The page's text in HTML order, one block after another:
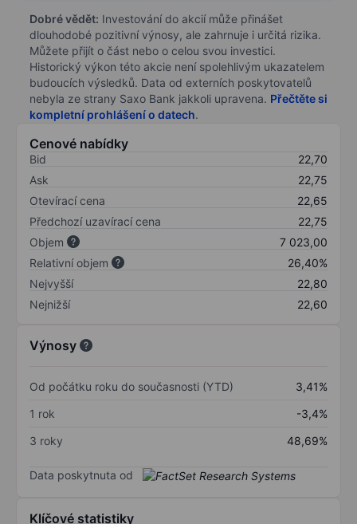
Dobré vědět: Investování do akcií může přinášet
dlouhodobé pozitivní výnosy, ale zahrnuje i určitá rizika.
Můžete přijít o část nebo o celou svou investici.
Historický výkon této akcie není spolehlivým ukazatelem
budoucích výsledků. Data od externích poskytovatelů
nebyla ze strany Saxo Bank jakkoli upravena. Přečtěte si
kompletní prohlášení o datech.
Cenové nabídky
Bid
22,70
Ask
22,75
Otevírací cena
22,65
Předchozí uzavírací cena
22,75
Objem
7 023,00
Relativní objem
26,40%
Nejvyšší
22,80
Nejnižší
22,60
Výnosy
Od počátku roku do současnosti (YTD)
3,41%
1 rok
-3,4%
3 roky
48,69%
Data poskytnuta od
Klíčové statistiky